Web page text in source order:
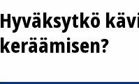
Hyväksytkö
keräämisen?